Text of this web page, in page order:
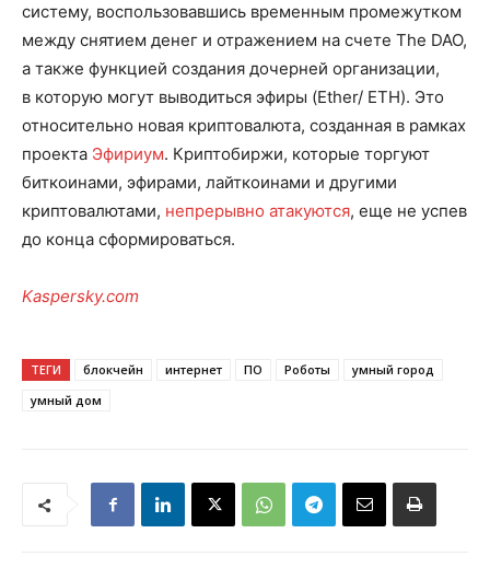
систему, воспользовавшись временным промежутком
между снятием денег и отражением на счете The DAO,
а также функцией создания дочерней организации,
в которую могут выводиться эфиры (Ether/ ETH). Это
относительно новая криптовалюта, созданная в рамках
проекта Эфириум. Криптобиржи, которые торгуют
биткоинами, эфирами, лайткоинами и другими
криптовалютами, непрерывно атакуются, еще не успев
до конца сформироваться.
Kaspersky.com
ТЕГИ блокчейн интернет ПО Роботы
умный город
умный дом